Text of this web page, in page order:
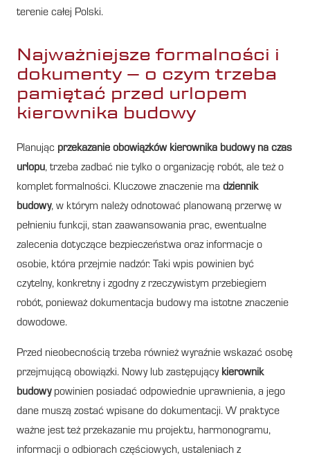
terenie całej Polski.
Najważniejsze formalności i
dokumenty – o czym trzeba
pamiętać przed urlopem
kierownika budowy
Planując przekazanie obowiązków kierownika budowy na czas
urlopu, trzeba zadbać nie tylko o organizację robót, ale też o
komplet formalności. Kluczowe znaczenie ma dziennik
budowy, w którym należy odnotować planowaną przerwę w
pełnieniu funkcji, stan zaawansowania prac, ewentualne
zalecenia dotyczące bezpieczeństwa oraz informacje o
osobie, która przejmie nadzór. Taki wpis powinien być
czytelny, konkretny i zgodny z rzeczywistym przebiegiem
robót, ponieważ dokumentacja budowy ma istotne znaczenie
dowodowe.
Przed nieobecnością trzeba również wyraźnie wskazać osobę
przejmującą obowiązki. Nowy lub zastępujący kierownik
budowypowinien posiadać odpowiednie uprawnienia, a jego
dane muszą zostać wpisane do dokumentacji. W praktyce
ważne jest też przekazanie mu projektu, harmonogramu,
informacji o odbiorach częściowych, ustaleniach z